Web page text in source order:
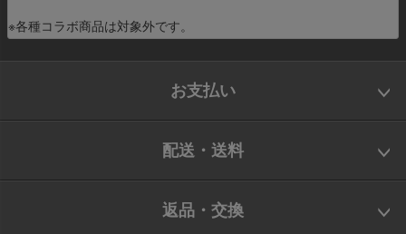
※各種コラボ商品は対象外です。
お支払い
配送・送料
返品・交換